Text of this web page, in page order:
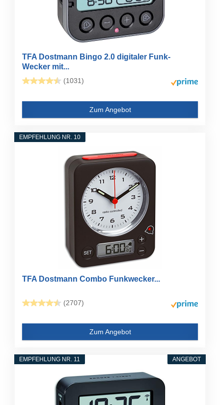
TFA Dostmann Bingo 2.0 digitaler Funk-
Wecker mit...
(1031)
Zum Angebot
EMPFEHLUNG NR. 10
TFA Dostmann Combo Funkwecker...
(2707)
Zum Angebot
ANGEBOT
EMPFEHLUNG NR. 11